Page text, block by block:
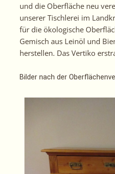
und die Oberfläche neu
unserer Tischlerei im
für die ökologische
Gemisch aus Leinöl und
herstellen. Das Vertiko
Bilder nach der